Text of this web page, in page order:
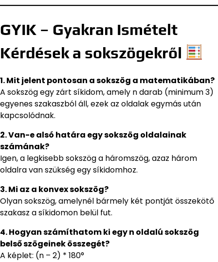
GYIK – Gyakran Ismételt
Kérdések a sokszögekről
1. Mit jelent pontosan a sokszög a matematikában?
A sokszög egy zárt síkidom, amely n darab (minimum 3)
egyenes szakaszból áll, ezek az oldalak egymás után
kapcsolódnak.
2. Van-e alsó határa egy sokszög oldalainak
számának?
Igen, a legkisebb sokszög a háromszög, azaz három
oldalra van szükség egy síkidomhoz.
3. Mi az a konvex sokszög?
Olyan sokszög, amelynél bármely két pontját összekötő
szakasz a síkidomon belül fut.
4. Hogyan számíthatom ki egy n oldalú sokszög
belső szögeinek összegét?
A képlet: (n – 2) * 180°